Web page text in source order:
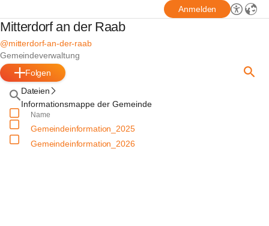
Anmelden
Mitterdorf an der Raab
@mitterdorf-an-der-raab
Gemeindeverwaltung
Folgen
Dateien
Informationsmappe der Gemeinde
Name
Gemeindeinformation_2025
Gemeindeinformation_2026